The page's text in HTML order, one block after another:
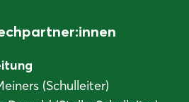
(Schulleiter)